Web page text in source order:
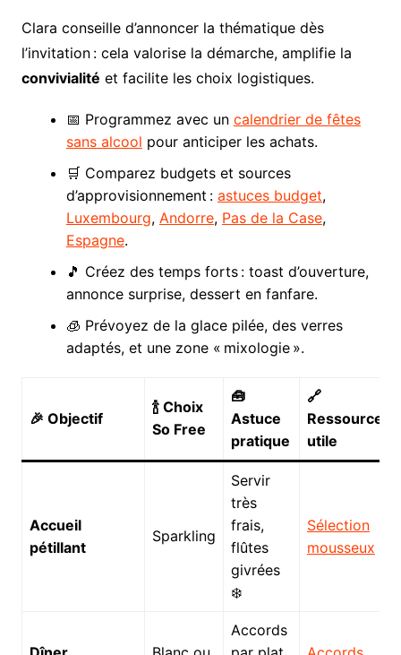
Clara conseille d’annoncer la thématique dès
l’invitation : cela valorise la démarche, amplifie la
convivialité et facilite les choix logistiques.
📅 Programmez avec un calendrier de fêtes
sans alcool pour anticiper les achats.
🛒 Comparez budgets et sources
d’approvisionnement : astuces budget,
Luxembourg, Andorre, Pas de la Case,
Espagne.
🎵 Créez des temps forts : toast d’ouverture,
annonce surprise, dessert en fanfare.
🧊 Prévoyez de la glace pilée, des verres
adaptés, et une zone « mixologie ».
🎉 Objectif
🍾 Choix
So Free
🧰
Astuce
pratique
🔗
Ressource
utile
Accueil
pétillant
Sparkling
Servir
très
frais,
flûtes
givrées
❄️
Sélection
mousseux
Accords